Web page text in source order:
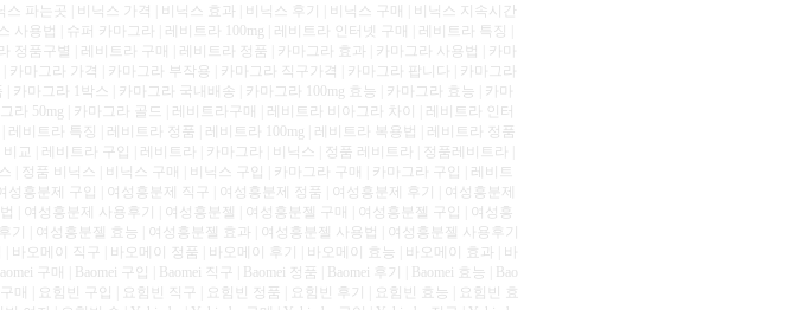
파는곳 | 비닉스 가격 | 비닉스 효과 | 비닉스 후기 | 비닉스 구매 | 비닉스 지속시간
사용법 | 슈퍼 카마그라 | 레비트라 100mg | 레비트라 인터넷 구매 | 레비트라 특징 |
정품구별 | 레비트라 구매 | 레비트라 정품 | 카마그라 효과 | 카마그라 사용법 | 카마
카마그라 가격 | 카마그라 부작용 | 카마그라 직구가격 | 카마그라 팝니다 | 카마그라
카마그라 1박스 | 카마그라 국내배송 | 카마그라 100mg 효능 | 카마그라 효능 | 카마
라 50mg | 카마그라 골드 | 레비트라구매 | 레비트라 비아그라 차이 | 레비트라 인터
레비트라 특징 | 레비트라 정품 | 레비트라 100mg | 레비트라 복용법 | 레비트라 정품
교 | 레비트라 구입 | 레비트라 | 카마그라 | 비닉스 | 정품 레비트라 | 정품레비트라 |
| 정품 비닉스 | 비닉스 구매 | 비닉스 구입 | 카마그라 구매 | 카마그라 구입 | 레비트
흥분제 구입 | 여성흥분제 직구 | 여성흥분제 정품 | 여성흥분제 후기 | 여성흥분제
| 여성흥분제 사용후기 | 여성흥분젤 | 여성흥분젤 구매 | 여성흥분젤 구입 | 여성흥
기 | 여성흥분젤 효능 | 여성흥분젤 효과 | 여성흥분젤 사용법 | 여성흥분젤 사용후기
바오메이 직구 | 바오메이 정품 | 바오메이 후기 | 바오메이 효능 | 바오메이 효과 | 바
구매 | Baomei 구입 | Baomei 직구 | Baomei 정품 | Baomei 후기 | Baomei 효능 | Bao
매 | 요힘빈 구입 | 요힘빈 직구 | 요힘빈 정품 | 요힘빈 후기 | 요힘빈 효능 | 요힘빈 효